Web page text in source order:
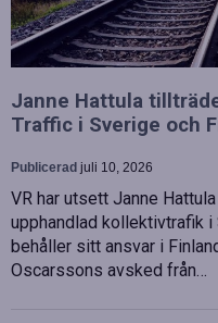
Janne Hattula
Traffic i Sverige och
Publicerad juli 10, 2026
VR har utsett Janne
upphandlad kollektivtrafik
behåller sitt ansvar i
Oscarssons avsked från…